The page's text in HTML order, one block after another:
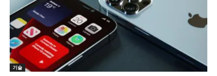
기술